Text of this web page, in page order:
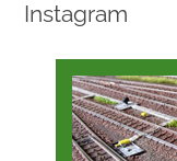
Instagram